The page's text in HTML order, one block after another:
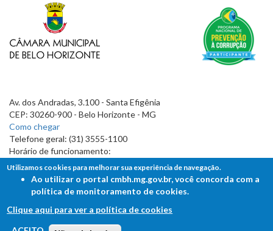
Av. dos Andradas, 3.100 - Santa Efigênia
CEP: 30260-900 - Belo Horizonte - MG
Como chegar
Telefone geral: (31) 3555-1100
Horário de funcionamento:
7h às 19h
FALE COM A CÂMARA
Utilizamos cookies para melhorar sua experiência de navegação.
Ao utilizar o portal cmbh.mg.gov.br, você concorda com a
política de monitoramento de cookies.
Clique aqui para ver a política de cookies